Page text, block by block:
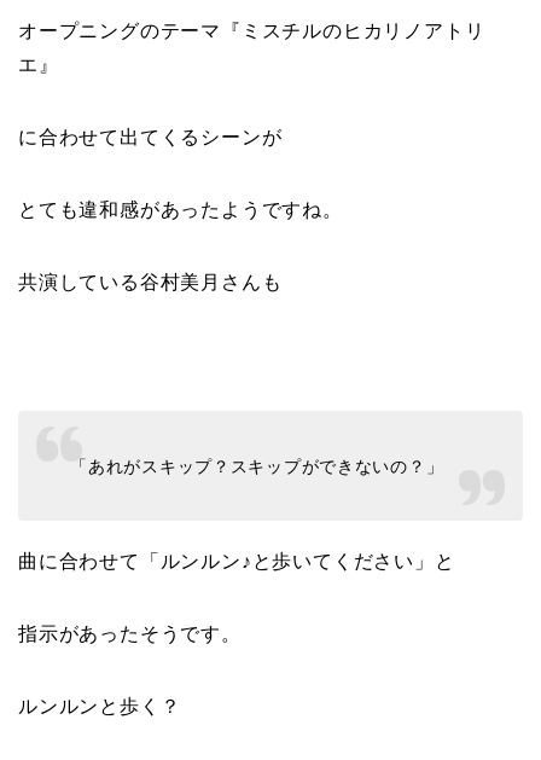
オープニングのテーマ『ミスチルのヒカリノアトリ
エ』
に合わせて出てくるシーンが
とても違和感があったようですね。
共演している谷村美月さんも
「あれがスキップ？スキップができないの？」
曲に合わせて「ルンルン♪と歩いてください」と
指示があったそうです。
ルンルンと歩く？